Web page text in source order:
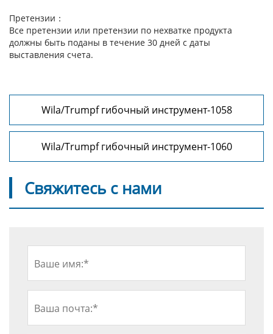
Претензии：
Все претензии или претензии по нехватке продукта
должны быть поданы в течение 30 дней с даты
выставления счета.
Wila/Trumpf гибочный инструмент-1058
Wila/Trumpf гибочный инструмент-1060
Свяжитесь с нами